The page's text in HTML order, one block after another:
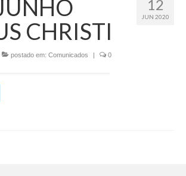
12
JUN 2020
CHRISTI
postado em: Comunicados | 0